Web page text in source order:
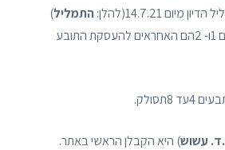
התמליל)
ש'12-13[, וכי הנתבעים 1ו- 2הם האחראים להעסקת התובע
עשוש) היא הקבלן הראשי באתר.